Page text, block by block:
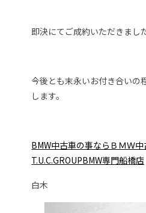
即決にてご成約いただきまし
今後とも末永いお付き合いの
します。
BMW中古車の事ならＢＭＷ
T.U.C.GROUPBMW専門船橋店
白木